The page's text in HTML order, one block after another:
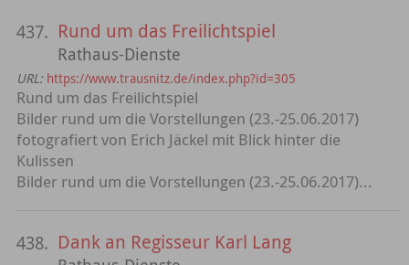
437. Rund um das Freilichtspiel
Rathaus-Dienste
URL: https://www.trausnitz.de/index.php?id=305
Rund um das Freilichtspiel
Bilder rund um die Vorstellungen (23.-25.06.2017)
fotografiert von Erich Jäckel mit Blick hinter die
Kulissen
Bilder rund um die Vorstellungen (23.-25.06.2017)...
438. Dank an Regisseur Karl Lang